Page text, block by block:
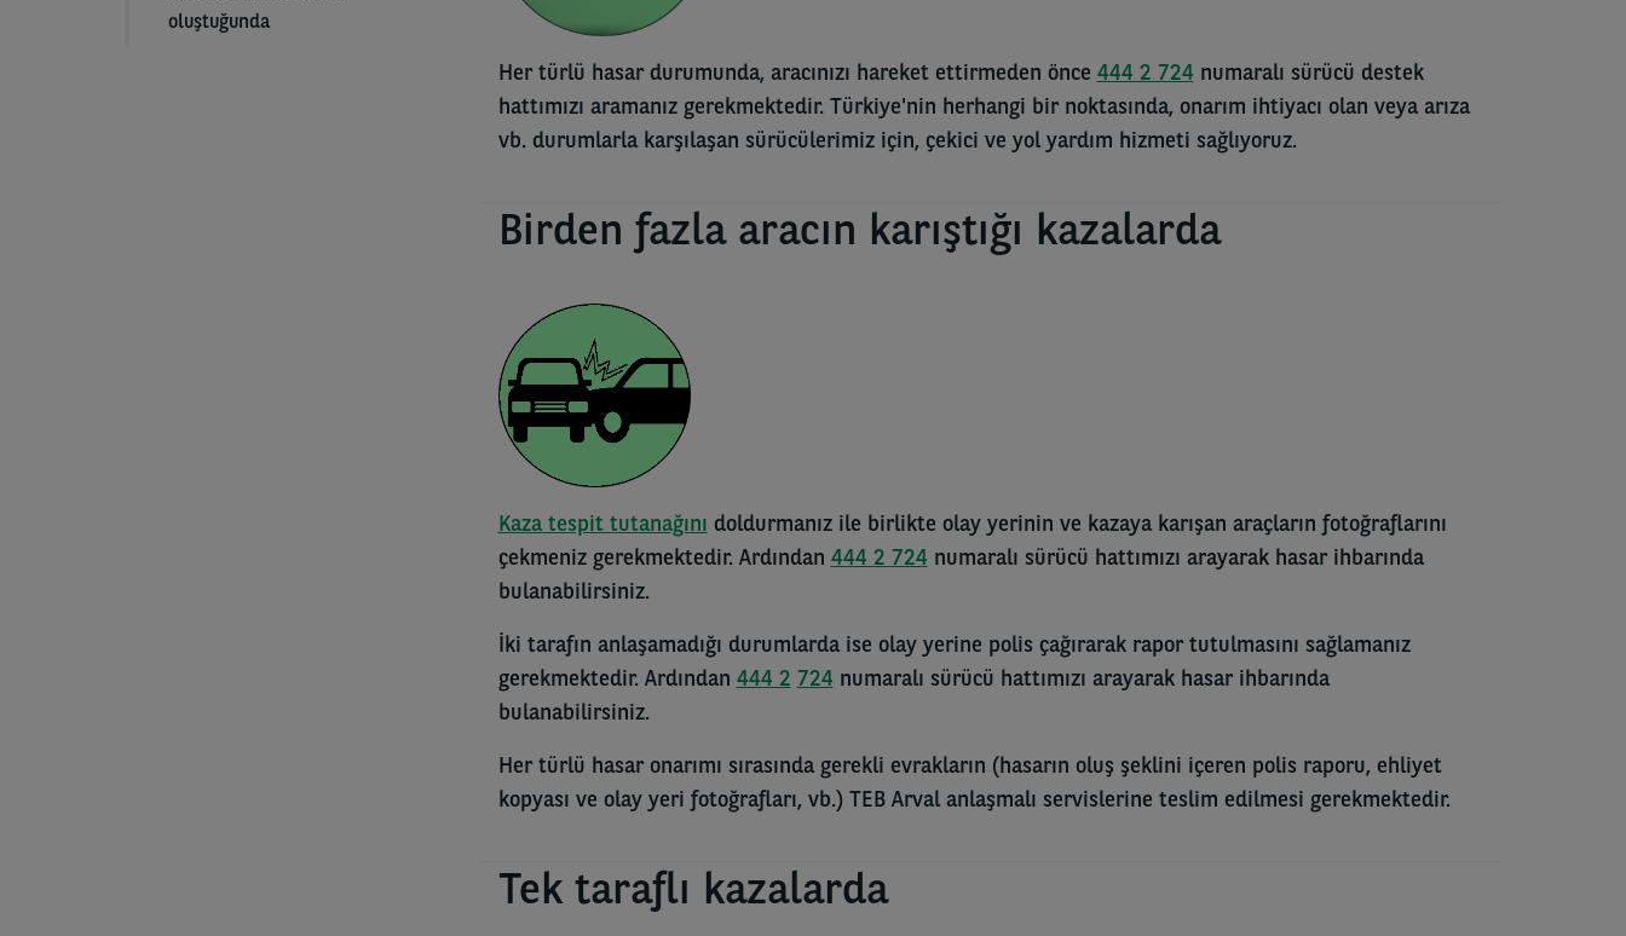
oluştuğunda
Her türlü hasar durumunda, aracınızı hareket ettirmeden önce 444 2 724 numaralı sürücü destek
hattımızı aramanız gerekmektedir. Türkiye'nin herhangi bir noktasında, onarım ihtiyacı olan veya arıza
vb. durumlarla karşılaşan sürücülerimiz için, çekici ve yol yardım hizmeti sağlıyoruz.
Birden fazla aracın karıştığı kazalarda
Kaza tespit tutanağını doldurmanız ile birlikte olay yerinin ve kazaya karışan araçların fotoğraflarını
çekmeniz gerekmektedir. Ardından 444 2 724 numaralı sürücü hattımızı arayarak hasar ihbarında
bulanabilirsiniz.
İki tarafın anlaşamadığı durumlarda ise olay yerine polis çağırarak rapor tutulmasını sağlamanız
gerekmektedir. Ardından 444 2 724 numaralı sürücü hattımızı arayarak hasar ihbarında
bulanabilirsiniz.
Her türlü hasar onarımı sırasında gerekli evrakların (hasarın oluş şeklini içeren polis raporu, ehliyet
kopyası ve olay yeri fotoğrafları, vb.) TEB Arval anlaşmalı servislerine teslim edilmesi gerekmektedir.
Tek taraflı kazalarda